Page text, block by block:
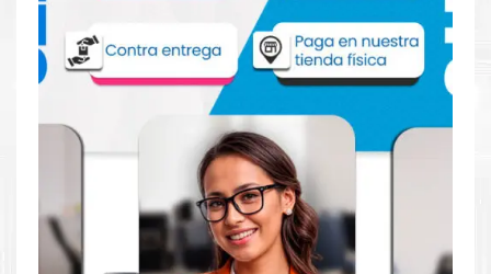
Aprovecha nuestra experiencia y atención para adquirir tus
productos. Tenemos promociones todos los días. Escríbenos o
visítanos hoy para encontrar la solución perfecta para tu
impresoraHP, como laTINTA HP GT52 MAGENTA para
impresoras 5800 series, 100, 300, 400, 500, 600, 700 series.
Dónde comprar TINTA para impresora HP
100 300 en Lima o para provincia
Tienda autorizada por HP. Descubre la mejor manera de